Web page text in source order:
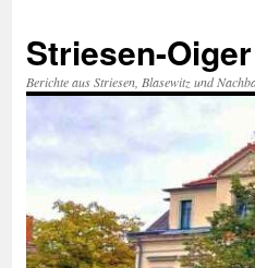
springen
Striesen-Oiger
Berichte aus Striesen, Blasewitz und